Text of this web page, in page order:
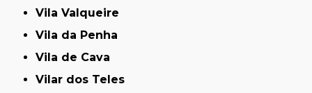
Vila Valqueire
Vila da Penha
Vila de Cava
Vilar dos Teles